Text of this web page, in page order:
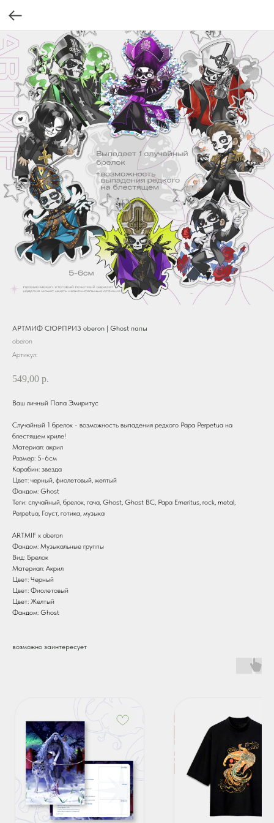
АРТМИФ СЮРПРИЗ oberon | Ghost папы
oberon
Артикул:
549,00 р.
Ваш личный Папа Эмиритус
Случайный 1 брелок - возможность выпадения редкого Papa Perpetua на
блестящем криле!
Материал: акрил
Размер: 5-6см
Карабин: звезда
Цвет: черный, фиолетовый, желтый
Фандом: Ghost
Теги: случайный, брелок, гача, Ghost, Ghost BC, Papa Emeritus, rock, metal,
Perpetua, Гоуст, готика, музыка
ARTMIF х oberon
Фандом: Музыкальные группы
Вид: Брелок
Материал: Акрил
Цвет: Черный
Цвет: Фиолетовый
Цвет: Желтый
Фандом: Ghost
возможно заинтересует